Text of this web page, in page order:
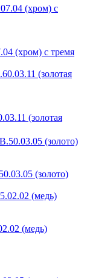
(хром) с тремя
(золотая
(золото)
(медь)